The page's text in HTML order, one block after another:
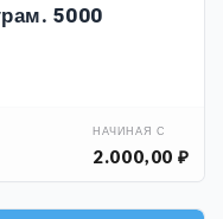
5000
НАЧИНАЯ С
2.000,00 ₽